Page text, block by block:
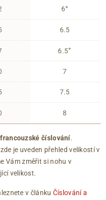
6+
6.5
6.5+
7
7.5
8
francouzské číslování.
je uveden přehled velikostí v
Vám změřit si nohu v
velikost.
v článku Číslování a